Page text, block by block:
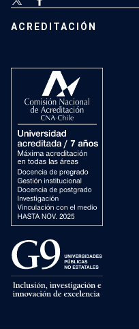
ACREDITACIÓN